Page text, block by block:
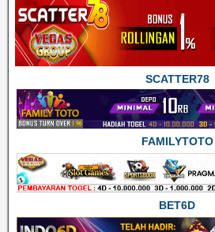
SCATTER78
FAMILYTOTO
BET6D